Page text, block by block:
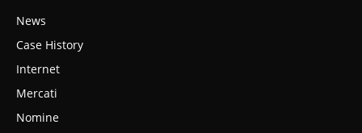
News
Case History
Internet
Mercati
Nomine